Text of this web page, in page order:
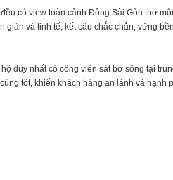
có view toàn cảnh Đông Sài Gòn thơ
giản và tinh tế, kết cấu chắc chắn, vững
duy nhất có công viên sát bờ sông tại
tốt, khiến khách hàng an lành và hạnh